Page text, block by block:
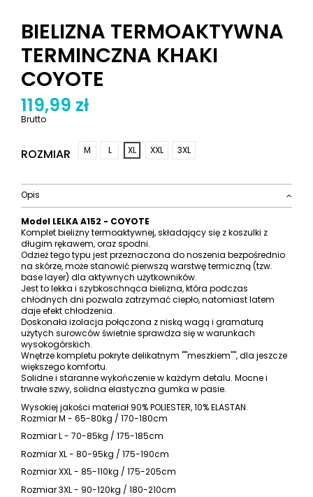
BIELIZNA TERMOAKTYWNA
TERMINCZNA KHAKI
COYOTE
119,99 zł
Brutto
ROZMIAR M L XL XXL 3XL
Opis
Model LELKA A152 - COYOTE
Komplet bielizny termoaktywnej, składający się z koszulki z
długim rękawem, oraz spodni.
Odzież tego typu jest przeznaczona do noszenia bezpośrednio
na skórze, może stanowić pierwszą warstwę termiczną (tzw.
base layer) dla aktywnych użytkowników.
Jest to lekka i szybkoschnąca bielizna, która podczas
chłodnych dni pozwala zatrzymać ciepło, natomiast latem
daje efekt chłodzenia.
Doskonała izolacja połączona z niską wagą i gramaturą
użytych surowców świetnie sprawdza się w warunkach
wysokogórskich.
Wnętrze kompletu pokryte delikatnym ""meszkiem"", dla jeszcze
większego komfortu.
Solidne i staranne wykończenie w każdym detalu. Mocne i
trwałe szwy, solidna elastyczna gumka w pasie.
Wysokiej jakości materiał 90% POLIESTER, 10% ELASTAN.
Rozmiar M - 65-80kg / 170-180cm
Rozmiar L - 70-85kg / 175-185cm
Rozmiar XL - 80-95kg / 175-190cm
Rozmiar XXL - 85-110kg / 175-205cm
Rozmiar 3XL - 90-120kg / 180-210cm